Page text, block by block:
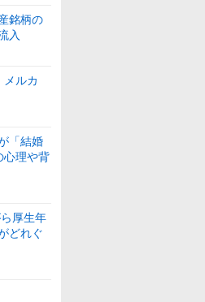
銘柄の
入
メルカ
「結婚
心理や背
厚生年
どれぐ